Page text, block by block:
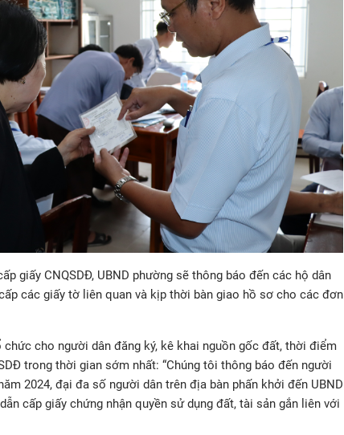
giấy CNQSDĐ, UBND phường sẽ thông báo đến các hộ dân
các giấy tờ liên quan và kịp thời bàn giao hồ sơ cho các đơn
chức cho người dân đăng ký, kê khai nguồn gốc đất, thời điểm
trong thời gian sớm nhất: “Chúng tôi thông báo đến người
2024, đại đa số người dân trên địa bàn phấn khởi đến UBND
cấp giấy chứng nhận quyền sử dụng đất, tài sản gắn liên với